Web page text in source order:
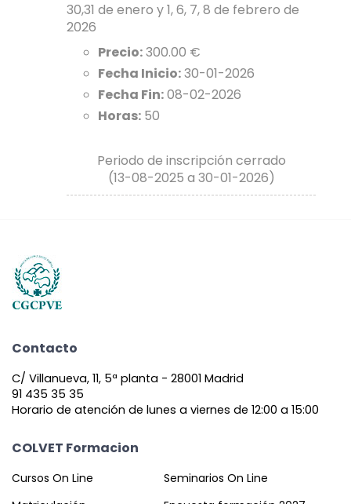
30,31 de enero y 1, 6, 7, 8 de febrero de
2026
Precio:300.00 €
Fecha Inicio:30-01-2026
Fecha Fin:08-02-2026
Horas: 50
Periodo de inscripción cerrado
(13-08-2025 a 30-01-2026)
Contacto
C/ Villanueva, 11, 5ª planta - 28001 Madrid
91 435 35 35
Horario de atención de lunes a viernes de 12:00 a 15:00
COLVET Formacion
Cursos On Line
Seminarios On Line